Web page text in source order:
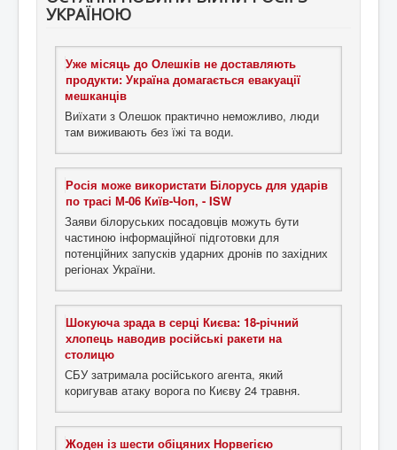
УКРАЇНОЮ
Уже місяць до Олешків не доставляють
продукти: Україна домагається евакуації
мешканців
Виїхати з Олешок практично неможливо, люди
там виживають без їжі та води.
Росія може використати Білорусь для ударів
по трасі М-06 Київ-Чоп, - ISW
Заяви білоруських посадовців можуть бути
частиною інформаційної підготовки для
потенційних запусків ударних дронів по західних
регіонах України.
Шокуюча зрада в серці Києва: 18-річний
хлопець наводив російські ракети на
столицю
СБУ затримала російського агента, який
коригував атаку ворога по Києву 24 травня.
Жоден із шести обіцяних Норвегією